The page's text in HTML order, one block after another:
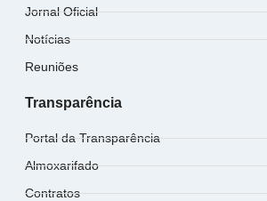
Jornal Oficial
Notícias
Reuniões
Transparência
Portal da Transparência
Almoxarifado
Contratos